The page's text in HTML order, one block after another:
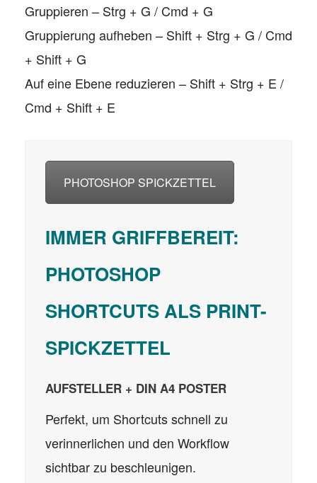
Gruppieren – Strg + G / Cmd + G
Gruppierung aufheben – Shift + Strg + G / Cmd
+ Shift + G
Auf eine Ebene reduzieren – Shift + Strg + E /
Cmd + Shift + E
PHOTOSHOP SPICKZETTEL
IMMER GRIFFBEREIT:
PHOTOSHOP
SHORTCUTS ALS PRINT-
SPICKZETTEL
AUFSTELLER + DIN A4 POSTER
Perfekt, um Shortcuts schnell zu
verinnerlichen und den Workflow
sichtbar zu beschleunigen.